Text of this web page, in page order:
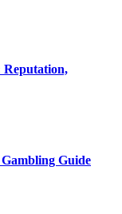
Reputation,
Guide